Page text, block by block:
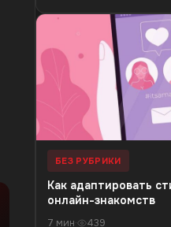
БЕЗ РУБРИКИ
Как адаптировать
онлайн-знакомств
7 мин· 439